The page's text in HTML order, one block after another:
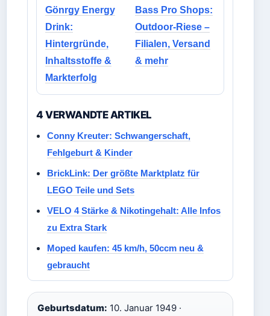
Gönrgy Energy
Drink:
Hintergründe,
Inhaltsstoffe &
Markterfolg
Bass Pro Shops:
Outdoor-Riese –
Filialen, Versand
& mehr
4 VERWANDTE ARTIKEL
Conny Kreuter: Schwangerschaft,
Fehlgeburt & Kinder
BrickLink: Der größte Marktplatz für
LEGO Teile und Sets
VELO 4 Stärke & Nikotingehalt: Alle Infos
zu Extra Stark
Moped kaufen: 45 km/h, 50ccm neu &
gebraucht
Geburtsdatum: 10. Januar 1949 ·